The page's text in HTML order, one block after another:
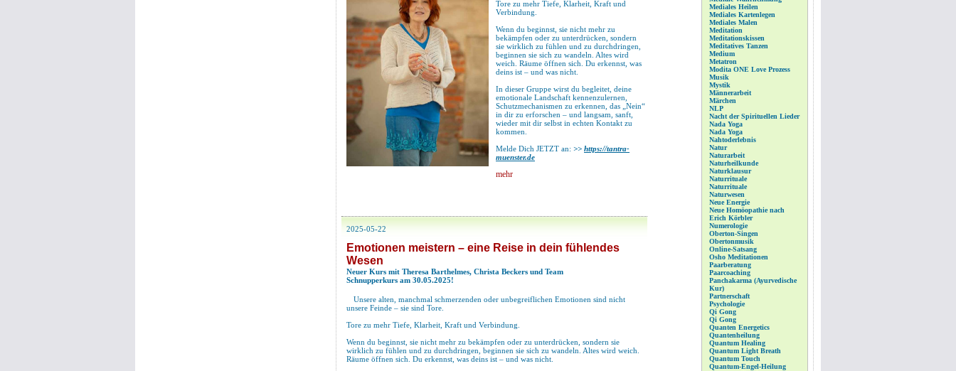
Tore zu mehr Tiefe, Klarheit, Kraft und
Verbindung.
Wenn du beginnst, sie nicht mehr zu
bekämpfen oder zu unterdrücken, sondern
sie wirklich zu fühlen und zu durchdringen,
beginnen sie sich zu wandeln. Altes wird
weich. Räume öffnen sich. Du erkennst, was
deins ist – und was nicht.
In dieser Gruppe wirst du begleitet, deine
emotionale Landschaft kennenzulernen,
Schutzmechanismen zu erkennen, das „Nein“
in dir zu erforschen – und langsam, sanft,
wieder mit dir selbst in echten Kontakt zu
kommen.
Melde Dich JETZT an: >> https://tantra-
muenster.de
mehr
2025-05-22
Emotionen meistern – eine Reise in dein fühlendes
Wesen
Neuer Kurs mit Theresa Barthelmes, Christa Beckers und Team
Schnupperkurs am 30.05.2025!
Unsere alten, manchmal schmerzenden oder unbegreiflichen Emotionen sind nicht
unsere Feinde – sie sind Tore.
Tore zu mehr Tiefe, Klarheit, Kraft und Verbindung.
Wenn du beginnst, sie nicht mehr zu bekämpfen oder zu unterdrücken, sondern sie
wirklich zu fühlen und zu durchdringen, beginnen sie sich zu wandeln. Altes wird weich.
Räume öffnen sich. Du erkennst, was deins ist – und was nicht.
Mediales Heilen
Mediales Kartenlegen
Mediales Malen
Meditation
Meditationskissen
Meditatives Tanzen
Medium
Metatron
Modita ONE Love Prozess
Musik
Mystik
Männerarbeit
Märchen
NLP
Nacht der Spirituellen Lieder
Nada Yoga
Nada Yoga
Nahtoderlebnis
Natur
Naturarbeit
Naturheilkunde
Naturklausur
Naturrituale
Naturrituale
Naturwesen
Neue Energie
Neue Homöopathie nach
Erich Körbler
Numerologie
Oberton-Singen
Obertonmusik
Online-Satsang
Osho Meditationen
Paarberatung
Paarcoaching
Panchakarma (Ayurvedische
Kur)
Partnerschaft
Psychologie
Qi Gong
Qi Gong
Quanten Energetics
Quantenheilung
Quantum Healing
Quantum Light Breath
Quantum Touch
Quantum-Engel-Heilung